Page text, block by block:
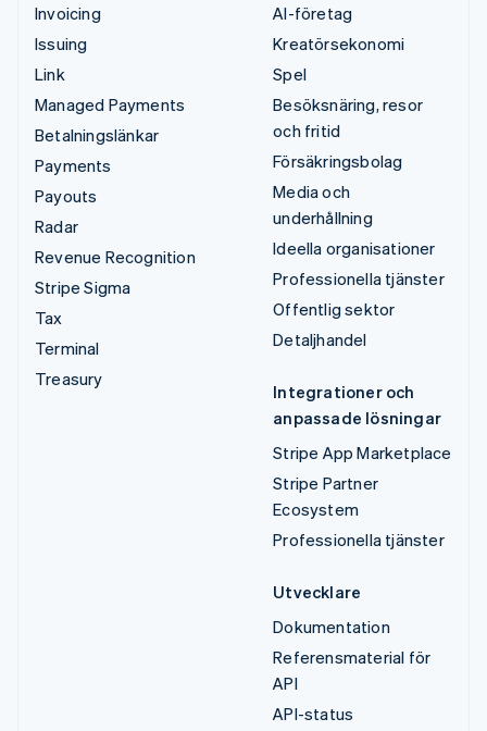
Invoicing
Issuing
Link
Managed Payments
Betalningslänkar
Payments
Payouts
Radar
Revenue Recognition
Stripe Sigma
Tax
Terminal
Treasury
AI-företag
Kreatörsekonomi
Spel
Besöksnäring, resor
och fritid
Försäkringsbolag
Media och
underhållning
Ideella organisationer
Professionella tjänster
Offentlig sektor
Detaljhandel
Integrationer och
anpassade lösningar
Stripe App Marketplace
Stripe Partner
Ecosystem
Professionella tjänster
Utvecklare
Dokumentation
Referensmaterial för
API
API-status